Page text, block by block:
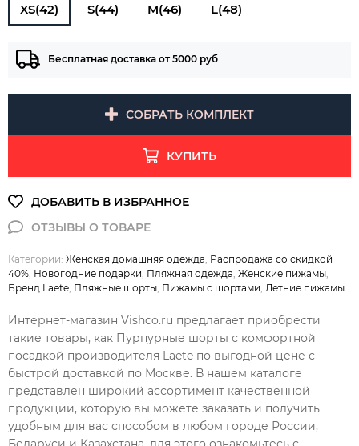
XS(42) S(44) M(46) L(48)
Бесплатная доставка от 5000 руб
СОБРАТЬ КОМПЛЕКТ
КУПИТЬ
Категории: Женская домашняя одежда Распродажа со скидкой
40% Новогодние подарки Пляжная одежда Женские пижамы
Бренд Laete Пляжные шорты Пижамы с шортами Летние пижамы
Интернет-магазин Vishco.ru предлагает приобрести
такие товары, как Пурпурные шорты с комфортной
посадкой производителя Laete по выгодной цене с
быстрой доставкой по Москве. В нашем каталоге
представлен широкий ассортимент качественной
продукции, которую вы можете заказать и получить
удобным для вас способом в любом городе России,